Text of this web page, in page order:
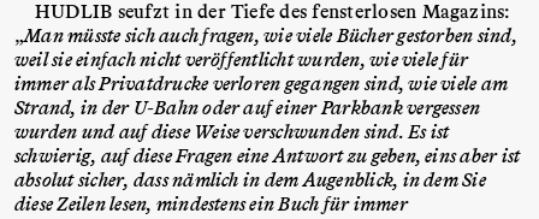
HUDLIB seufzt in der Tiefe des fensterlosen Magazins:
„Man müsste sich auch fragen, wie viele Bücher gestorben sind,
weil sie einfach nicht veröffentlicht wurden, wie viele für
immer als Privatdrucke verloren gegangen sind, wie viele am
Strand, in der U-Bahn oder auf einer Parkbank vergessen
wurden und auf diese Weise verschwunden sind. Es ist
schwierig, auf diese Fragen eine Antwort zu geben, eins aber ist
absolut sicher, dass nämlich in dem Augenblick, in dem Sie
diese Zeilen lesen, mindestens ein Buch für immer